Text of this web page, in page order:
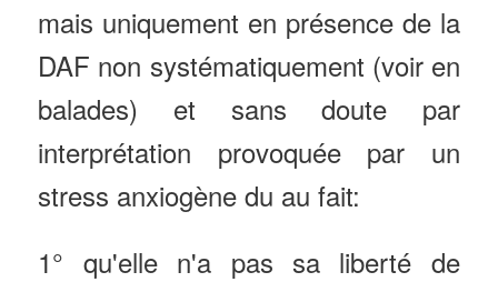
mais uniquement en présence de la
DAF non systématiquement (voir en
balades) et sans doute par
interprétation provoquée par un
stress anxiogène du au fait:
1° qu'elle n'a pas sa liberté de